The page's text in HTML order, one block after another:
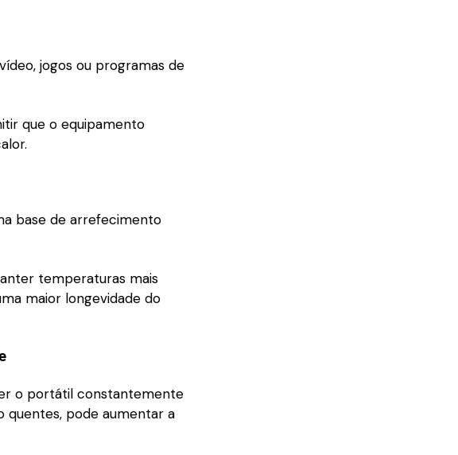
jogos ou programas de
que o equipamento
base de arrefecimento
temperaturas mais
maior longevidade do
o portátil constantemente
quentes, pode aumentar a